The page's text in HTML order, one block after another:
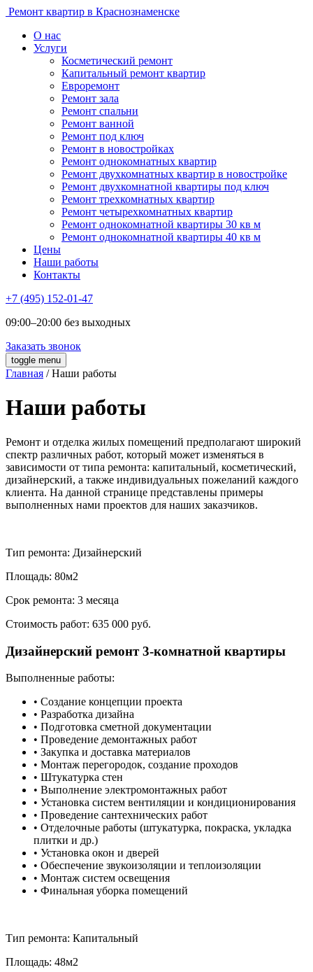
Ремонт квартир в Краснознаменске
О нас
Услуги
Косметический ремонт
Капитальный ремонт квартир
Евроремонт
Ремонт зала
Ремонт спальни
Ремонт ванной
Ремонт под ключ
Ремонт в новостройках
Ремонт однокомнатных квартир
Ремонт двухкомнатных квартир в новостройке
Ремонт двухкомнатной квартиры под ключ
Ремонт трехкомнатных квартир
Ремонт четырехкомнатных квартир
Ремонт однокомнатной квартиры 30 кв м
Ремонт однокомнатной квартиры 40 кв м
Цены
Наши работы
Контакты
+7 (495) 152-01-47
09:00–20:00 без выходных
Заказать звонок
toggle menu
Главная / Наши работы
Наши работы
Ремонт и отделка жилых помещений предполагают широкий
спектр различных работ, который может изменяться в
зависимости от типа ремонта: капитальный, косметический,
дизайнерский, а также индивидуальных пожеланий каждого
клиента. На данной странице представлены примеры
выполненных нами проектов для наших заказчиков.
Тип ремонта: Дизайнерский
Площадь: 80м2
Срок ремонта: 3 месяца
Стоимость работ: 635 000 руб.
Дизайнерский ремонт 3-комнатной квартиры
Выполненные работы:
• Создание концепции проекта
• Разработка дизайна
• Подготовка сметной документации
• Проведение демонтажных работ
• Закупка и доставка материалов
• Монтаж перегородок, создание проходов
• Штукатурка стен
• Выполнение электромонтажных работ
• Установка систем вентиляции и кондиционирования
• Проведение сантехнических работ
• Отделочные работы (штукатурка, покраска, укладка
плитки и др.)
• Установка окон и дверей
• Обеспечение звукоизоляции и теплоизоляции
• Монтаж систем освещения
• Финальная уборка помещений
Тип ремонта: Капитальный
Площадь: 48м2